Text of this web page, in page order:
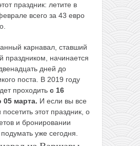
праздник: летите в
всего за 43 евро
карнавал, ставший
праздником, начинается
дней до
поста. В 2019 году
проходить с 16
05 марта. И если вы все
этот праздник, о
и бронировании
уже сегодня.